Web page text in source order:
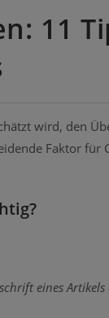
11
wird, den
Faktor für
eines Artikels